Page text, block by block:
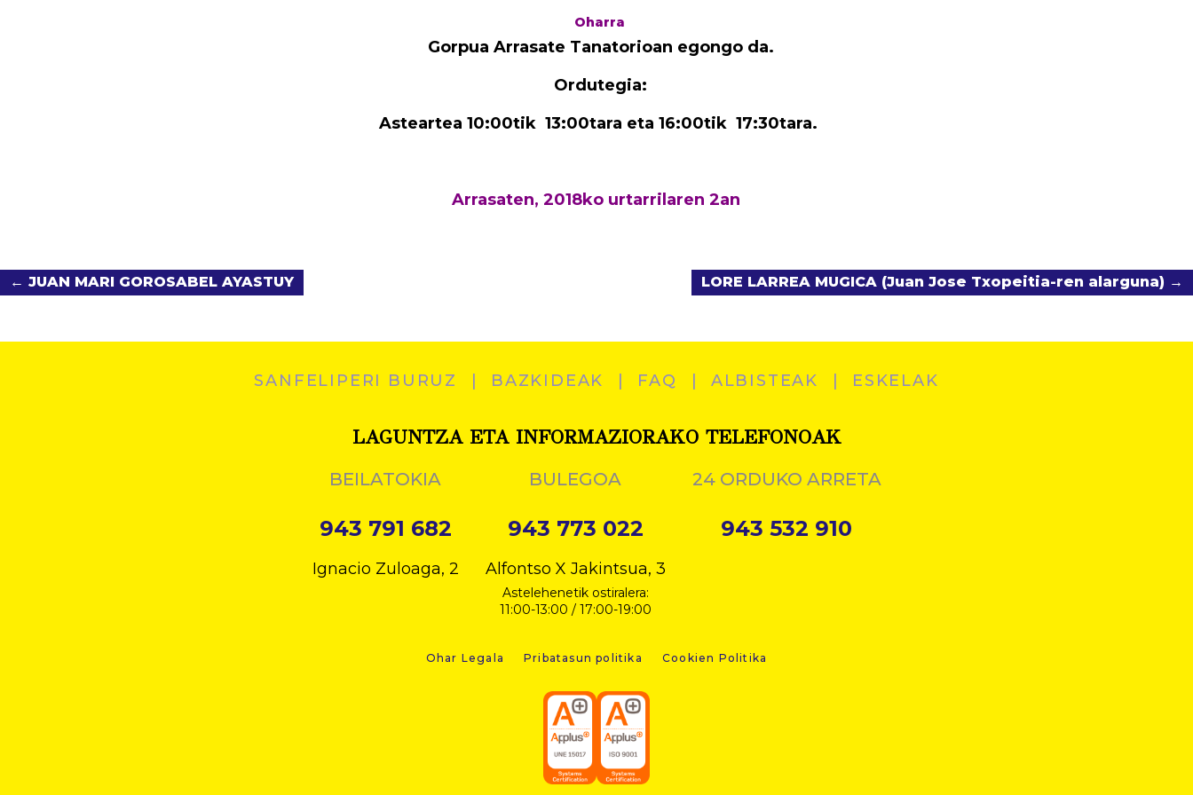
Oharra
Gorpua Arrasate Tanatorioan egongo da.
Ordutegia:
Asteartea 10:00tik 13:00tara eta 16:00tik 17:30tara.
Arrasaten, 2018ko urtarrilaren 2an
← JUAN MARI GOROSABEL AYASTUY LORE LARREA MUGICA (Juan Jose Txopeitia-ren alarguna) →
SANFELIPERI BURUZ BAZKIDEAK FAQ ALBISTEAK ESKELAK
LAGUNTZA ETA INFORMAZIORAKO TELEFONOAK
BEILATOKIA
943 791 682
Ignacio Zuloaga, 2
BULEGOA
943 773 022
Alfontso X Jakintsua, 3
Astelehenetik ostiralera:
11:00-13:00 / 17:00-19:00
24 ORDUKO ARRETA
943 532 910
Ohar Legala Pribatasun politika Cookien Politika